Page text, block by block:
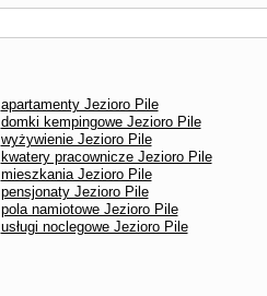
apartamenty Jezioro Pile
domki kempingowe Jezioro Pile
wyżywienie Jezioro Pile
kwatery pracownicze Jezioro Pile
mieszkania Jezioro Pile
pensjonaty Jezioro Pile
pola namiotowe Jezioro Pile
usługi noclegowe Jezioro Pile